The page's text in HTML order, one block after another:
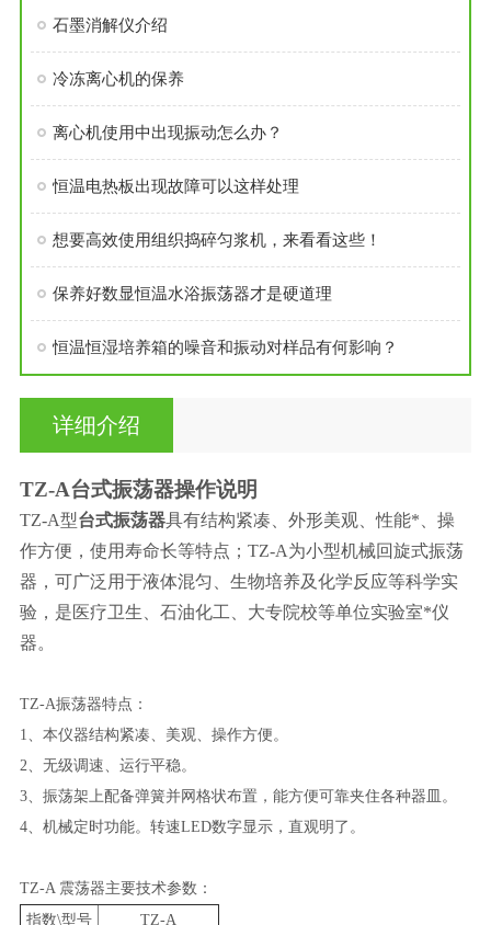
石墨消解仪介绍
冷冻离心机的保养
离心机使用中出现振动怎么办？
恒温电热板出现故障可以这样处理
想要高效使用组织捣碎匀浆机，来看看这些！
保养好数显恒温水浴振荡器才是硬道理
恒温恒湿培养箱的噪音和振动对样品有何影响？
详细介绍
TZ-A台式振荡器操作说明
TZ-A型台式振荡器具有结构紧凑、外形美观、性能*、操
作方便，使用寿命长等特点；TZ-A为小型机械回旋式振荡
器，可广泛用于液体混匀、生物培养及化学反应等科学实
验，是医疗卫生、石油化工、大专院校等单位实验室*仪
器。
TZ-A振荡器特点：
1
、本仪器结构紧凑、美观、操作方便。
2 、无级调速、运行平稳。
3、振荡架上配备弹簧并网格状布置，能方便可靠夹住各种器皿。
4、机械定时功能。转速LED数字显示，直观明了。
TZ-A 震荡器主要技术参数：
指数\型号
TZ-A